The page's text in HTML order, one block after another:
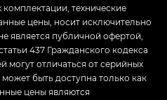
технические
цены, носит исключительно
является публичной офертой,
437 Гражданского кодекса
отличаться от серийных
быть доступна только как
цены являются